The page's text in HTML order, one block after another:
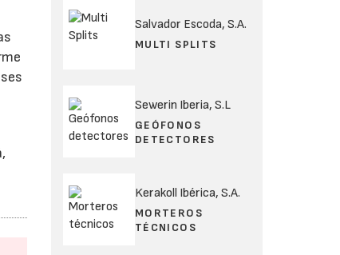
Salvador Escoda, S.A.
MULTI SPLITS
Sewerin Iberia, S.L
GEÓFONOS
DETECTORES
Kerakoll Ibérica, S.A.
MORTEROS
TÉCNICOS